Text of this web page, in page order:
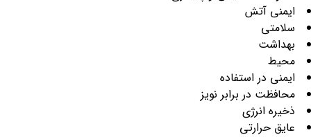
ایمنی آتش
سلامتی
بهداشت
محیط
ایمنی در استفاده
محافظت در برابر نویز
ذخیره انرژی
عایق حرارتی